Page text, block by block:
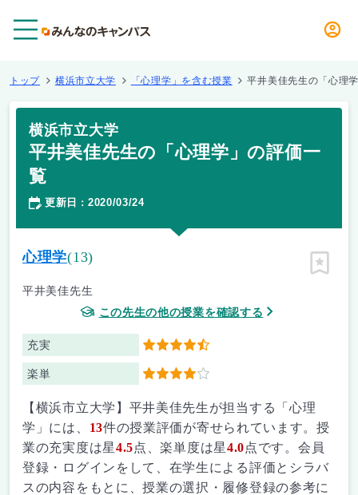
トップ 横浜市立大学 「心理学」を含む授業 平井美佳先生の「心理
横浜市立大学
平井美佳先生の「心理学」の評価一
覧
更新日 ： 2020/03/24
心理学(13)
平井美佳先生
この先生の他の授業を確認する
充実 4.5
楽単 4
ピン留
【横浜市立大学】平井美佳先生が担当する「心理
学」には、 13件の授業評価が寄せられています。授
業の充実度は星4.5点、楽単度は星4.0点です。会員
登録・ログインをして、在学生による評価とシラバ
スの内容をもとに、授業の選択・履修登録の参考に